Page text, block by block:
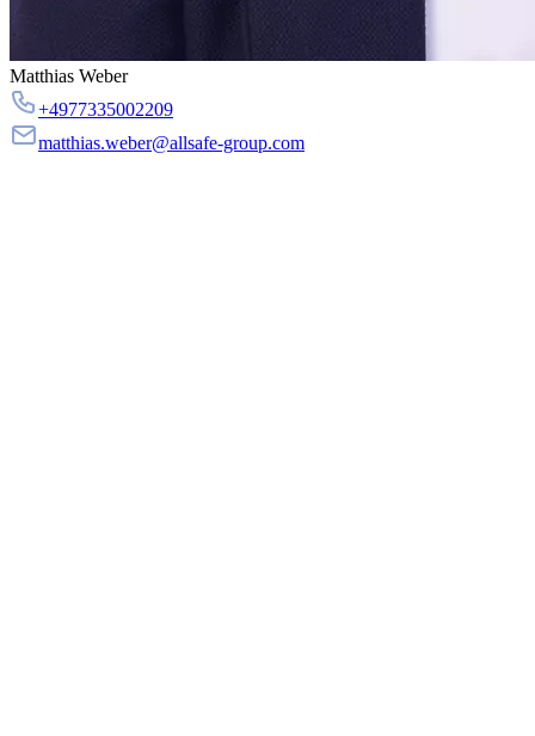
Matthias Weber
+4977335002209
matthias.weber@allsafe-group.com